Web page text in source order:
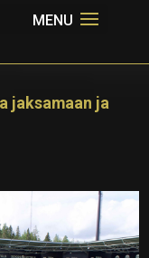
jaksamaan ja